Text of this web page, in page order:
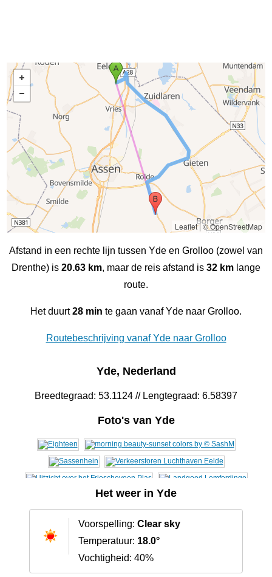
Leaflet|© OpenStreetMap
Afstand in een rechte lijn tussen Yde en Grolloo (zowel van
Drenthe) is 20.63 km, maar de reis afstand is 32 km lange
route.
Het duurt28 min te gaan vanaf Yde naar Grolloo.
Routebeschrijving vanaf Yde naar Grolloo
Yde, Nederland
Breedtegraad: 53.1124 // Lengtegraad: 6.58397
Foto's van Yde
Het weer in Yde
Voorspelling: Clear sky
Temperatuur: 18.0°
Vochtigheid: 40%